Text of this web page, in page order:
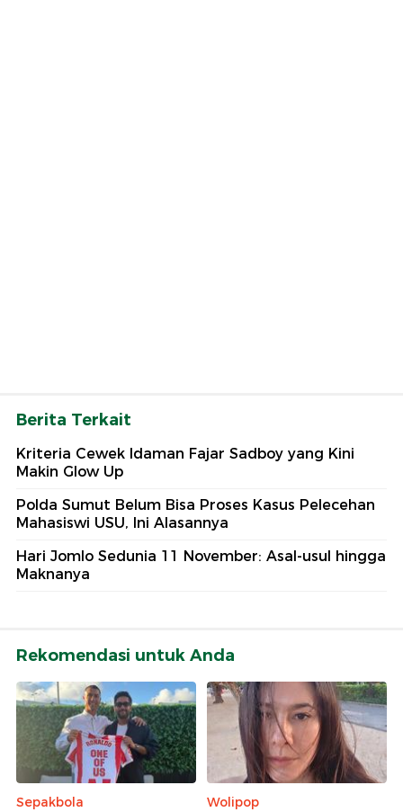
Berita Terkait
Kriteria Cewek Idaman Fajar Sadboy yang Kini
Makin Glow Up
Polda Sumut Belum Bisa Proses Kasus Pelecehan
Mahasiswi USU, Ini Alasannya
Hari Jomlo Sedunia 11 November: Asal-usul hingga
Maknanya
Rekomendasi untuk Anda
Sepakbola
Wolipop